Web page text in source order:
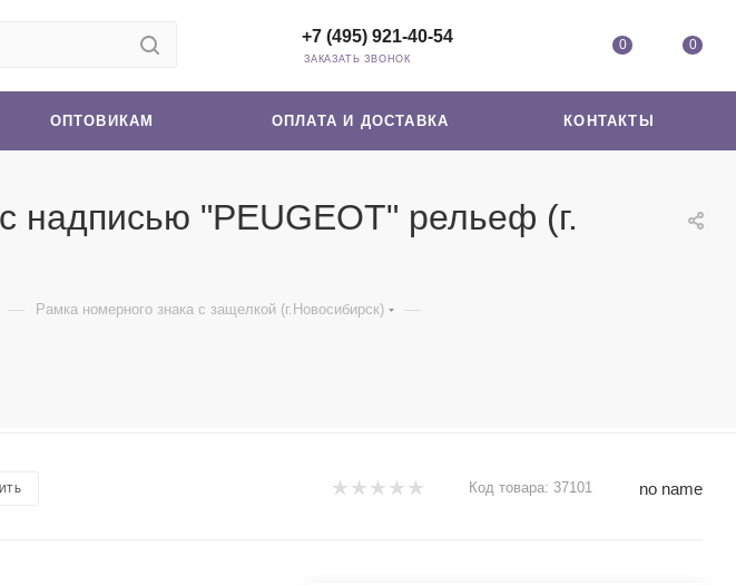
0 0
+7 (495) 921-40-54
ЗАКАЗАТЬ ЗВОНОК
ОПТОВИКАМ ОПЛАТА И ДОСТАВКА КОНТАКТЫ
надписью "PEUGEOT" рельеф (г.
— Рамка номерного знака с защелкой (г.Новосибирск) —
Код товара: 37101 no name